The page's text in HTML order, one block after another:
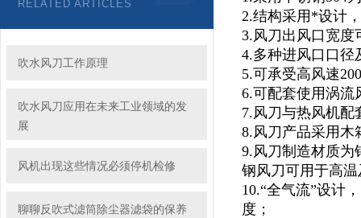
RELATED ARTICLES
吹水风刀工作原理
吹水风刀应用在未来工业领域的发
展
风机出现这些情况必须停机检修
聊聊反吹式滤筒除尘器滤袋的保养
2.结构采用*设计
3.风刀出风口宽度
4.多种进风口口径
5.可承受高风速
6.可配套使用涡流
7.风刀与热风机
8.风刀产品采用木
9.风刀制造材质为
钢风刀可用于高
10.“全气流”设计
度；